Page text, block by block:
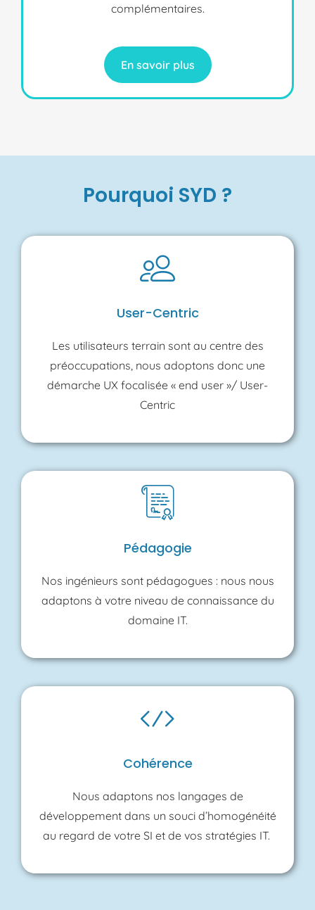
complémentaires.
En savoir plus
Pourquoi SYD ?
User-Centric
Les utilisateurs terrain sont au centre des
préoccupations, nous adoptons donc une
démarche UX focalisée « end user »/ User-
Centric
Pédagogie
Nos ingénieurs sont pédagogues : nous nous
adaptons à votre niveau de connaissance du
domaine IT.
Cohérence
Nous adaptons nos langages de
développement dans un souci d’homogénéité
au regard de votre SI et de vos stratégies IT.